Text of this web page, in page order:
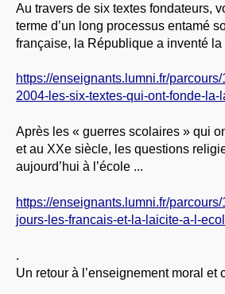
Au travers de six textes fondateurs,
terme d’un long processus entamé
française, la République a inventé la
https://enseignants.lumni.fr/
2004-les-six-textes-qui-ont-fonde-la-
Après les « guerres scolaires » qui
et au XXe siècle, les questions
aujourd’hui à l’école ...
https://enseignants.lumni.fr/
jours-les-francais-et-la-laicite-a-l-
.
Un retour à l’enseignement moral et